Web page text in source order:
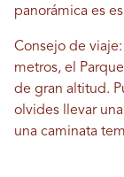
panorámica es
Consejo de
metros, el
de gran altitud.
olvides llevar
una caminata